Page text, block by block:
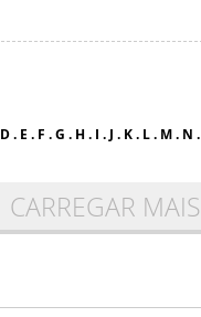
D. E . F .G . H. I . J . K. L. M. N .
CARREGAR MAIS